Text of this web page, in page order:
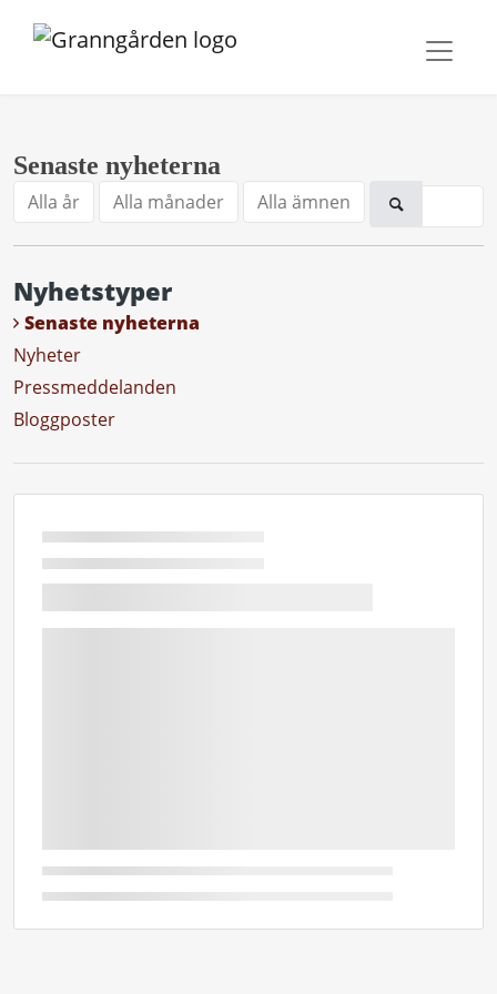
Senaste nyheterna
Alla år Alla månader Alla ämnen
Nyhetstyper
Senaste nyheterna
Nyheter
Pressmeddelanden
Bloggposter